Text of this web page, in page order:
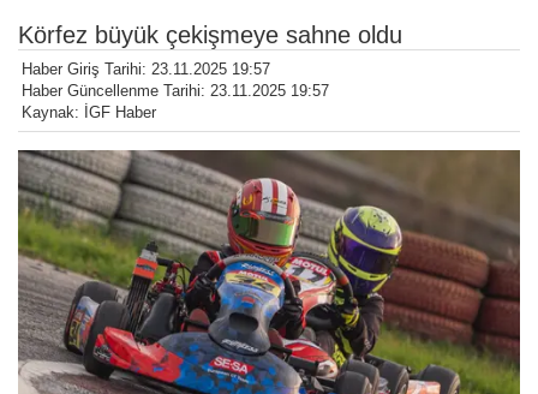
Körfez büyük çekişmeye sahne oldu
Haber Giriş Tarihi: 23.11.2025 19:57
Haber Güncellenme Tarihi: 23.11.2025 19:57
Kaynak: İGF Haber